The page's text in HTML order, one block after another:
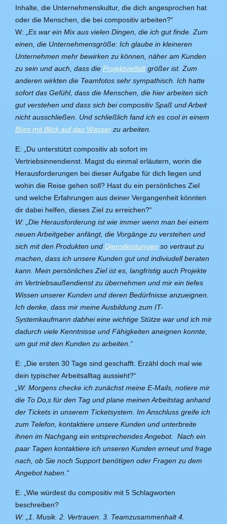
Inhalte, die Unternehmenskultur, die dich angesprochen hat
oder die Menschen, die bei compositiv arbeiten?“
W:
„Es war ein Mix aus vielen Dingen, die ich gut finde. Zum
einen, die Unternehmensgröße: Ich glaube in kleineren
Unternehmen mehr bewirken zu können, näher am Kunden
zu sein und auch, dass die Projektvielfaltgrößer ist. Zum
anderen wirkten die Teamfotos sehr sympathisch. Ich hatte
sofort das Gefühl, dass die Menschen, die hier arbeiten sich
gut verstehen und dass sich bei compositiv Spaß und Arbeit
nicht ausschließen. Und schließlich fand ich es cool in einem
Büro mit Blick auf das Wasser zu arbeiten.
E: „Du unterstützt compositiv ab sofort im
Vertriebsinnendienst. Magst du einmal erläutern, worin die
Herausforderungen bei dieser Aufgabe für dich liegen und
wohin die Reise gehen soll? Hast du ein persönliches Ziel
und welche Erfahrungen aus deiner Vergangenheit könnten
dir dabei helfen, dieses Ziel zu erreichen?“
W: „ Die Herausforderung ist wie immer wenn man bei einem
neuen Arbeitgeber anfängt, die Vorgänge zu verstehen und
sich mit den Produkten und Dienstleistungen so vertraut zu
machen, dass ich unsere Kunden gut und indiviudell beraten
kann. Mein persönliches Ziel ist es, langfristig auch Projekte
im Vertriebsaußendienst zu übernehmen und mir ein tiefes
Wissen unserer Kunden und deren Bedürfnisse anzueignen.
Ich denke, dass mir meineAusbildung zum IT-
Systemkaufmann dabhei eine wichtige Stütze war und ich mir
dadurch viele Kenntnisse und Fähigkeiten aneignen konnte,
um gut mit den Kunden zu arbeiten.“
E: „Die ersten 30 Tage sind geschafft. Erzähl doch mal wie
dein typischer Arbeitsalltag aussieht?“
„W: Morgens checke ich zunächst meine E-Mails, notiere mir
die To Dos für den Tag und plane meinen Arbeitstag anhand
der Tickets in unserem Ticketsystem. Im Anschluss greife ich
zum Telefon, kontaktiere unsere Kunden und unterbreite
ihnen im Nachgang ein entsprechendes Angebot. Nach ein
paar Tagen kontaktiere ich unseren Kunden erneut und frage
nach, ob Sie noch Support benötigen oder Fragen zu dem
Angebot haben.“
E: „Wie würdest du compositiv mit 5 Schlagworten
beschreiben?
W: „1. Musik. 2. Vertrauen. 3. Teamzusammenhalt 4.